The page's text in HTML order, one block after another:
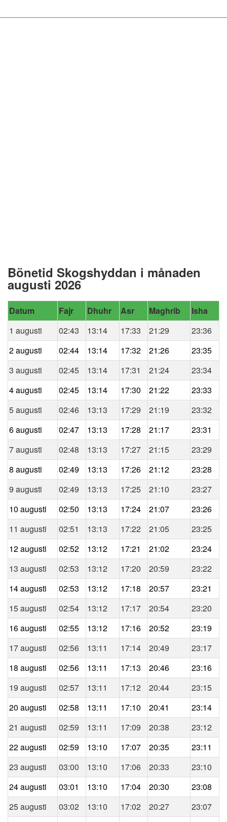
Bönetid Skogshyddan i månaden
augusti 2026
Datum Fajr Dhuhr Asr Maghrib
Isha
1 augusti
02:43 13:14 17:33 21:29
23:36
2 augusti
02:44 13:14 17:32 21:26
23:35
3 augusti
02:45 13:14 17:31 21:24
23:34
4 augusti
02:45 13:14 17:30 21:22
23:33
5 augusti
02:46 13:13 17:29 21:19
23:32
6 augusti
02:47 13:13 17:28 21:17
23:31
7 augusti
02:48 13:13 17:27 21:15
23:29
8 augusti
02:49 13:13 17:26 21:12
23:28
9 augusti
02:49 13:13 17:25 21:10
23:27
10 augusti
02:50 13:13 17:24 21:07
23:26
11 augusti
02:51 13:13 17:22 21:05
23:25
12 augusti
02:52 13:12 17:21 21:02
23:24
13 augusti
02:53 13:12 17:20 20:59
23:22
14 augusti
02:53 13:12 17:18 20:57
23:21
15 augusti
02:54 13:12 17:17 20:54
23:20
16 augusti
02:55 13:12 17:16 20:52
23:19
17 augusti
02:56 13:11 17:14 20:49
23:17
18 augusti
02:56 13:11 17:13 20:46
23:16
19 augusti
02:57 13:11 17:12 20:44
23:15
20 augusti
02:58 13:11 17:10 20:41
23:14
21 augusti
02:59 13:11 17:09 20:38
23:12
22 augusti
02:59 13:10 17:07 20:35
23:11
23 augusti
03:00 13:10 17:06 20:33
23:10
24 augusti
03:01 13:10 17:04 20:30
23:08
25 augusti
03:02 13:10 17:02 20:27
23:07